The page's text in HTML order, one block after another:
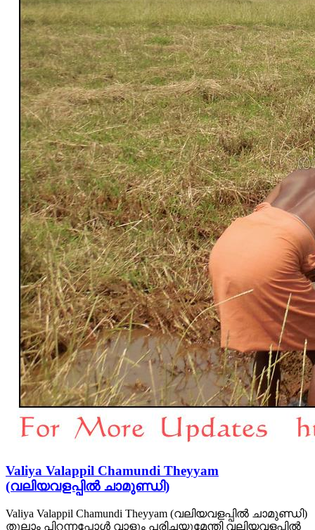
Valiya Valappil Chamundi Theyyam
(വലിയവളപ്പിൽ ചാമുണ്ഡി)
Valiya Valappil Chamundi Theyyam (വലിയവളപ്പിൽ ചാമുണ്ഡി)
തുലാം പിറന്നപ്പോള്‍ വാളും പരിചയുമേന്തി വലിയവളപ്പില്‍